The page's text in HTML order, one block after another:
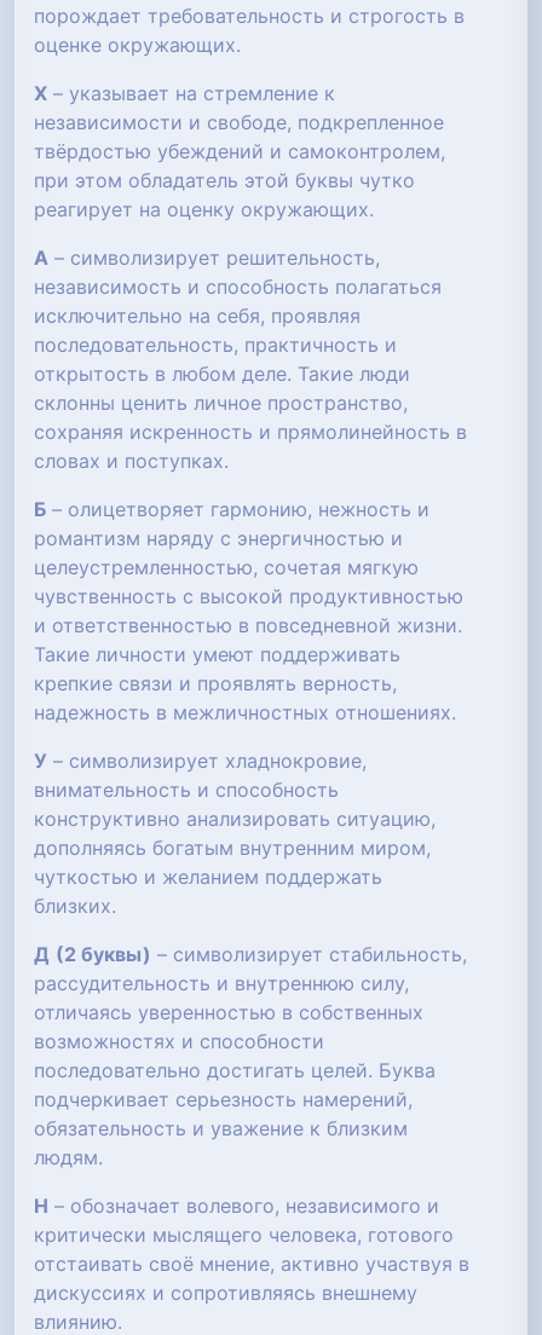
порождает требовательность и строгость в
оценке окружающих.
Х – указывает на стремление к
независимости и свободе, подкрепленное
твёрдостью убеждений и самоконтролем,
при этом обладатель этой буквы чутко
реагирует на оценку окружающих.
А – символизирует решительность,
независимость и способность полагаться
исключительно на себя, проявляя
последовательность, практичность и
открытость в любом деле. Такие люди
склонны ценить личное пространство,
сохраняя искренность и прямолинейность в
словах и поступках.
Б – олицетворяет гармонию, нежность и
романтизм наряду с энергичностью и
целеустремленностью, сочетая мягкую
чувственность с высокой продуктивностью
и ответственностью в повседневной жизни.
Такие личности умеют поддерживать
крепкие связи и проявлять верность,
надежность в межличностных отношениях.
У – символизирует хладнокровие,
внимательность и способность
конструктивно анализировать ситуацию,
дополняясь богатым внутренним миром,
чуткостью и желанием поддержать
близких.
Д (2 буквы) – символизирует стабильность,
рассудительность и внутреннюю силу,
отличаясь уверенностью в собственных
возможностях и способности
последовательно достигать целей. Буква
подчеркивает серьезность намерений,
обязательность и уважение к близким
людям.
Н – обозначает волевого, независимого и
критически мыслящего человека, готового
отстаивать своё мнение, активно участвуя в
дискуссиях и сопротивляясь внешнему
влиянию.